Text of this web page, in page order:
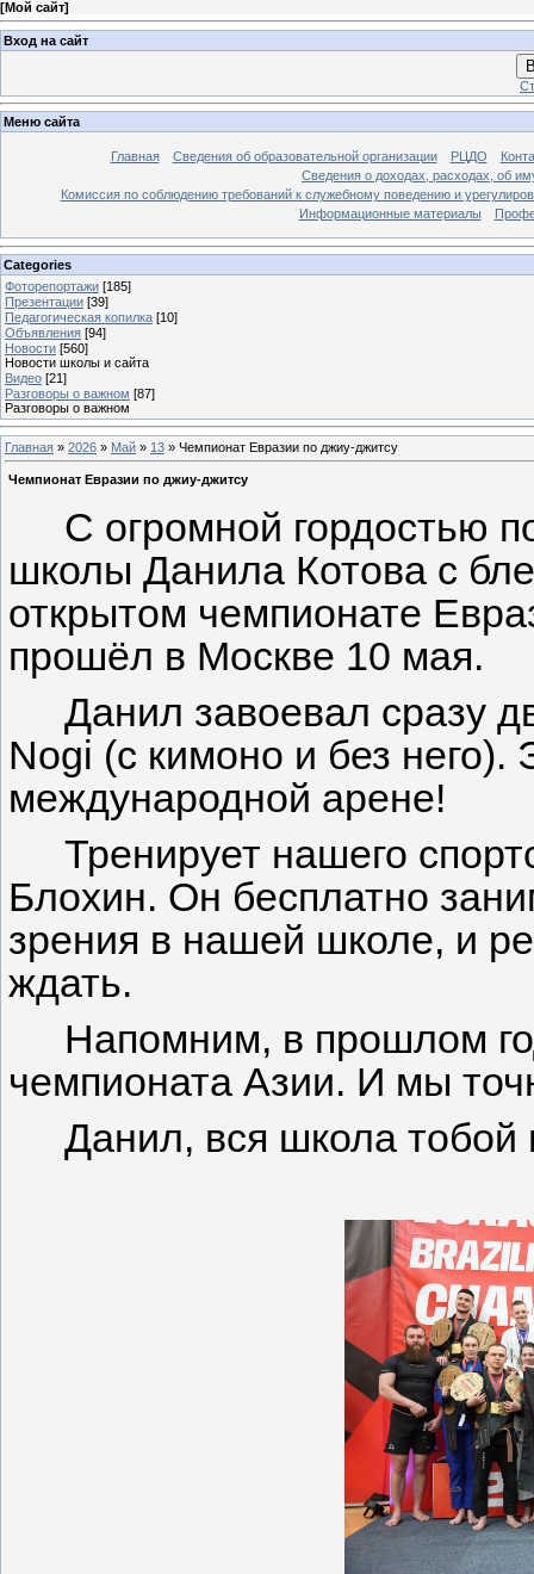
[Мой сайт]
Вход на сайт
Меню сайта
Главная Сведения об образовательной организации РЦДО
Сведения о доходах, расходах, об
Комиссия по соблюдению требований к служебному поведению и
Информационные материалы
Categories
Фоторепортажи [185]
Презентации [39]
Педагогическая копилка [10]
Объявления [94]
Новости [560]
Новости школы и сайта
Видео [21]
Разговоры о важном [87]
Разговоры о важном
Главная » 2026 » Май » 13 » Чемпионат Евразии по джиу-джитсу
Чемпионат Евразии по джиу-джитсу
С огромной гордостью
школы Данила Котова с
открытом чемпионате
прошёл в Москве 10 мая.
Данил завоевал сразу
Nogi (с кимоно и без него).
международной арене!
Тренирует нашего
Блохин. Он бесплатно
зрения в нашей школе, и
ждать.
Напомним, в прошлом
чемпионата Азии. И мы
Данил, вся школа тобой